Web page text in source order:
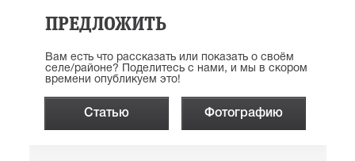
ПРЕДЛОЖИТЬ
Вам есть что рассказать или показать о своём
селе/районе? Поделитесь с нами, и мы в скором
времени опубликуем это!
Статью Фотографию